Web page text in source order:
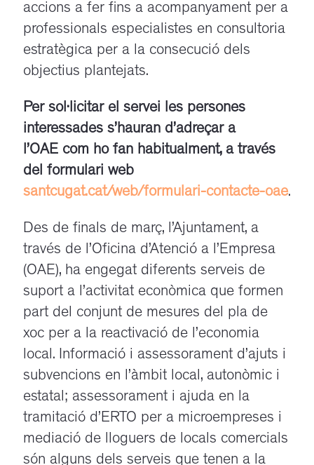
accions a fer fins a acompanyament per a
professionals especialistes en consultoria
estratègica per a la consecució dels
objectius plantejats.
Per sol·licitar el servei les persones
interessades s’hauran d’adreçar a
l’OAE com ho fan habitualment, a través
del formulari web
santcugat.cat/web/formulari-contacte-oae.
Des de finals de març, l’Ajuntament, a
través de l’Oficina d’Atenció a l’Empresa
(OAE), ha engegat diferents serveis de
suport a l’activitat econòmica que formen
part del conjunt de mesures del pla de
xoc per a la reactivació de l’economia
local. Informació i assessorament d’ajuts i
subvencions en l’àmbit local, autonòmic i
estatal; assessorament i ajuda en la
tramitació d’ERTO per a microempreses i
mediació de lloguers de locals comercials
són alguns dels serveis que tenen a la